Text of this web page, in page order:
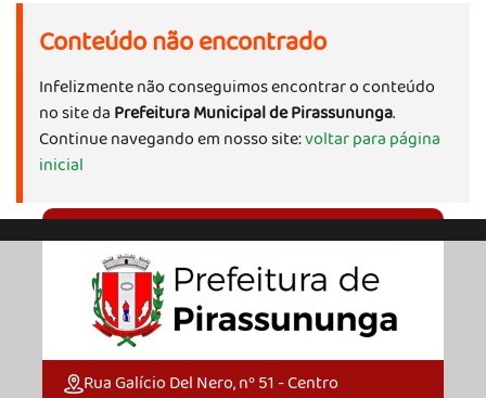
Conteúdo não encontrado
Infelizmente não conseguimos encontrar o conteúdo
no site da Prefeitura Municipal de Pirassununga.
Continue navegando em nosso site:voltar para página
inicial
Rua Galício Del Nero, nº 51 - Centro